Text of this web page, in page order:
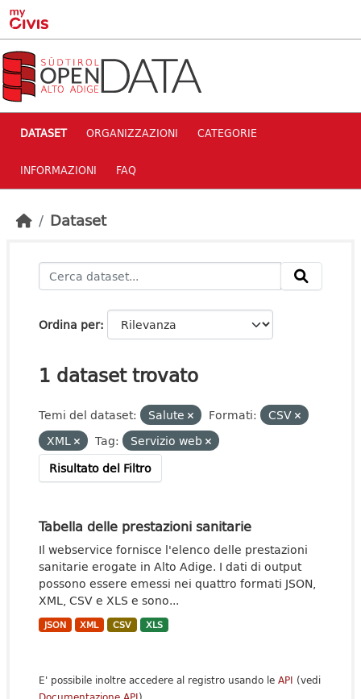
Skip to main content
DATASET ORGANIZZAZIONI CATEGORIE
INFORMAZIONI FAQ
Dataset
Ordina per
1 dataset trovato
Temi del dataset: Salute Formati:
CSV
XML
Tag:
Servizio web
Risultato del Filtro
Tabella delle prestazioni sanitarie
Il webservice fornisce l'elenco delle prestazioni
sanitarie erogate in Alto Adige. I dati di output
possono essere emessi nei quattro formati JSON,
XML, CSV e XLS e sono...
JSON XML CSV XLS
E' possibile inoltre accedere al registro usando le API (vedi